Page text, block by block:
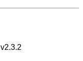
v2.3.2